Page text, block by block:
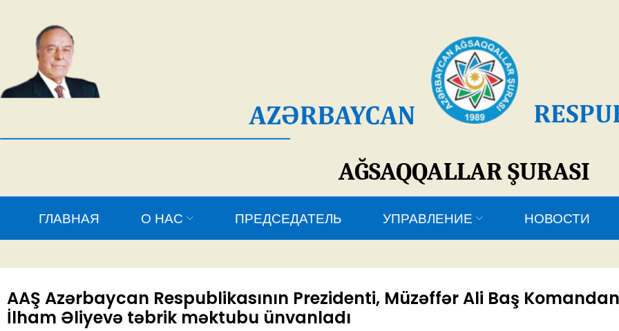
AĞSAQQALLAR ŞURASI
УПРАВЛЕНИЕ НОВОСТИ КОНТАКТЫ
AAŞ Azərbaycan Respublikasının Prezidenti, Müzəffər Ali Baş
İlham Əliyevə təbrik məktubu ünvanladı